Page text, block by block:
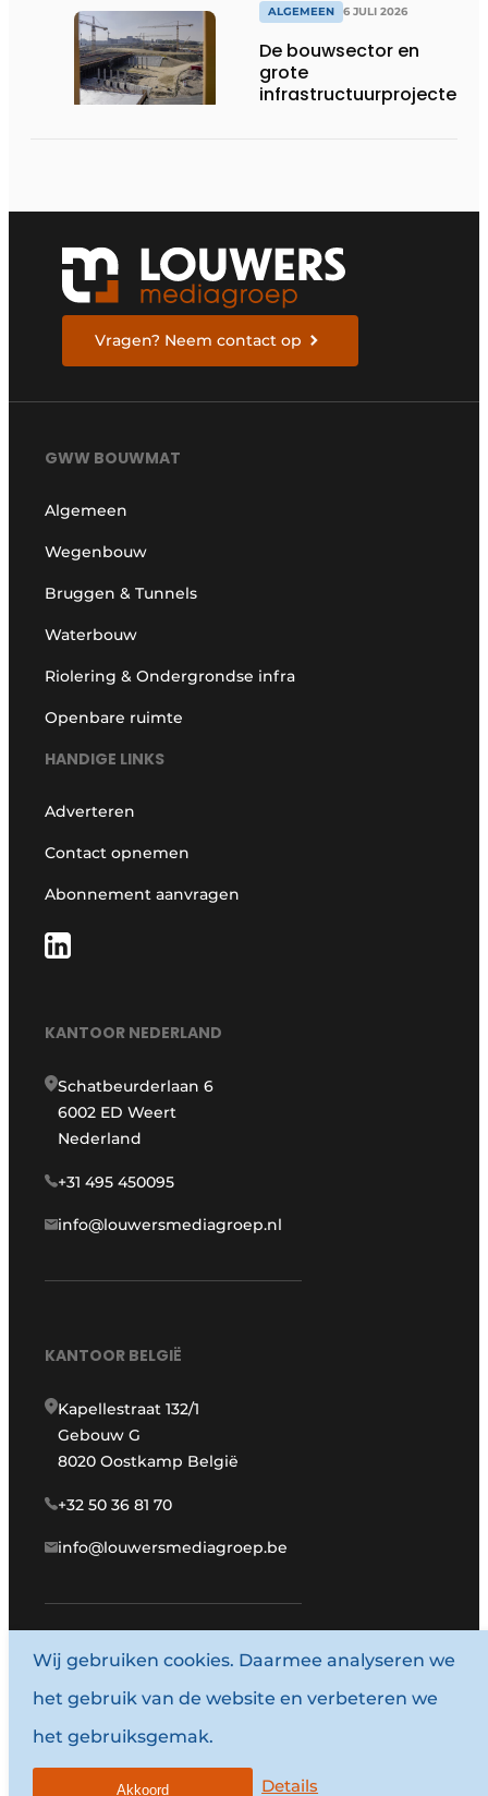
ALGEMEEN 6 JULI 2026
De bouwsector en
grote
infrastructuurprojecten
Vragen? Neem contact op
GWW BOUWMAT
Algemeen
Wegenbouw
Bruggen & Tunnels
Waterbouw
Riolering & Ondergrondse infra
Openbare ruimte
HANDIGE LINKS
Adverteren
Contact opnemen
Abonnement aanvragen
KANTOOR NEDERLAND
Schatbeurderlaan 6
6002 ED Weert
Nederland
+31 495 450095
info@louwersmediagroep.nl
KANTOOR BELGIË
Kapellestraat 132/1
Gebouw G
8020 Oostkamp België
+32 50 36 81 70
info@louwersmediagroep.be
www.louwersmediagroep.com
© 1987 - 2026 Louwersmediagroep.
Algemene voorwaarden
Wij gebruiken cookies. Daarmee analyseren we
het gebruik van de website en verbeteren we
het gebruiksgemak.
Details
Akkoord